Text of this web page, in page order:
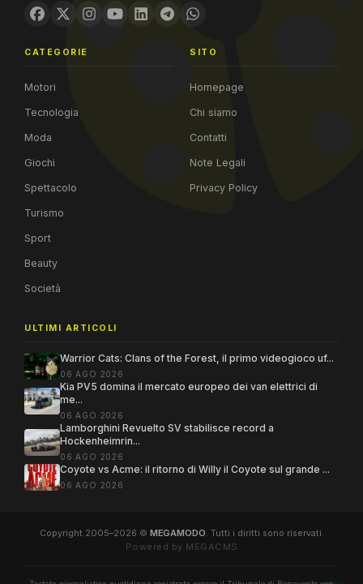
CATEGORIE
Motori
Tecnologia
Moda
Giochi
Spettacolo
Turismo
Sport
Beauty
Società
SITO
Homepage
Chi siamo
Contatti
Note Legali
Privacy Policy
ULTIMI ARTICOLI
Warrior Cats: Clans of the Forest, il primo videogioco uf...
06 AGO 2026
Kia PV5 domina il mercato europeo dei van elettrici di
me...
06 AGO 2026
Lamborghini Revuelto SV stabilisce record a
Hockenheimrin...
06 AGO 2026
Coyote vs Acme: il ritorno di Willy il Coyote sul grande ...
06 AGO 2026
Copyright 2005–2026 © MEGAMODO. Tutti i diritti sono riservati.
Powered by MEGACMS